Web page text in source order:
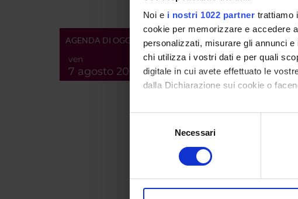
Noi e i nostri 1022 partner trattiamo
cookie per memorizzare e accedere
personalizzati, misurare gli annunci
chi utilizza i vostri dati e per quali
digitale in cui avete effettuato le
dalla Dichiarazione sui cookie o
Con il tuo consenso, vorremmo
raccogliere informazioni sulla
digitali).
modificare o ritirare il tuo consenso
Necessari
AGENDA DI OGGI
ven
7 agosto 2026
AREE DI
Lingua e
History of
TITOLO
Parte VI La
Il concetto di